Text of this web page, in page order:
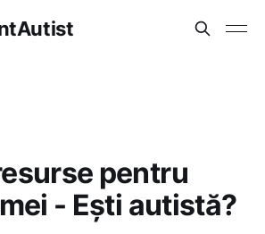
pentru
- Ești autistă?